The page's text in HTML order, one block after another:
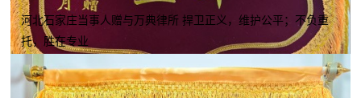
河北石家庄当事人赠与万典律所 捍卫正义，维护公平；不负重
托，胜在专业